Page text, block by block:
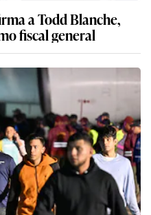
a Todd Blanche,
fiscal general